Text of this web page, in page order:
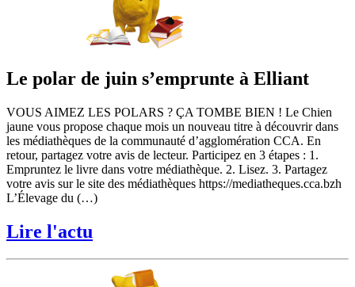
Le polar de juin s’emprunte à Elliant
VOUS AIMEZ LES POLARS ? ÇA TOMBE BIEN ! Le Chien
jaune vous propose chaque mois un nouveau titre à découvrir dans
les médiathèques de la communauté d’agglomération CCA. En
retour, partagez votre avis de lecteur. Participez en 3 étapes : 1.
Empruntez le livre dans votre médiathèque. 2. Lisez. 3. Partagez
votre avis sur le site des médiathèques https://mediatheques.cca.bzh
L’Élevage du (…)
Lire l'actu